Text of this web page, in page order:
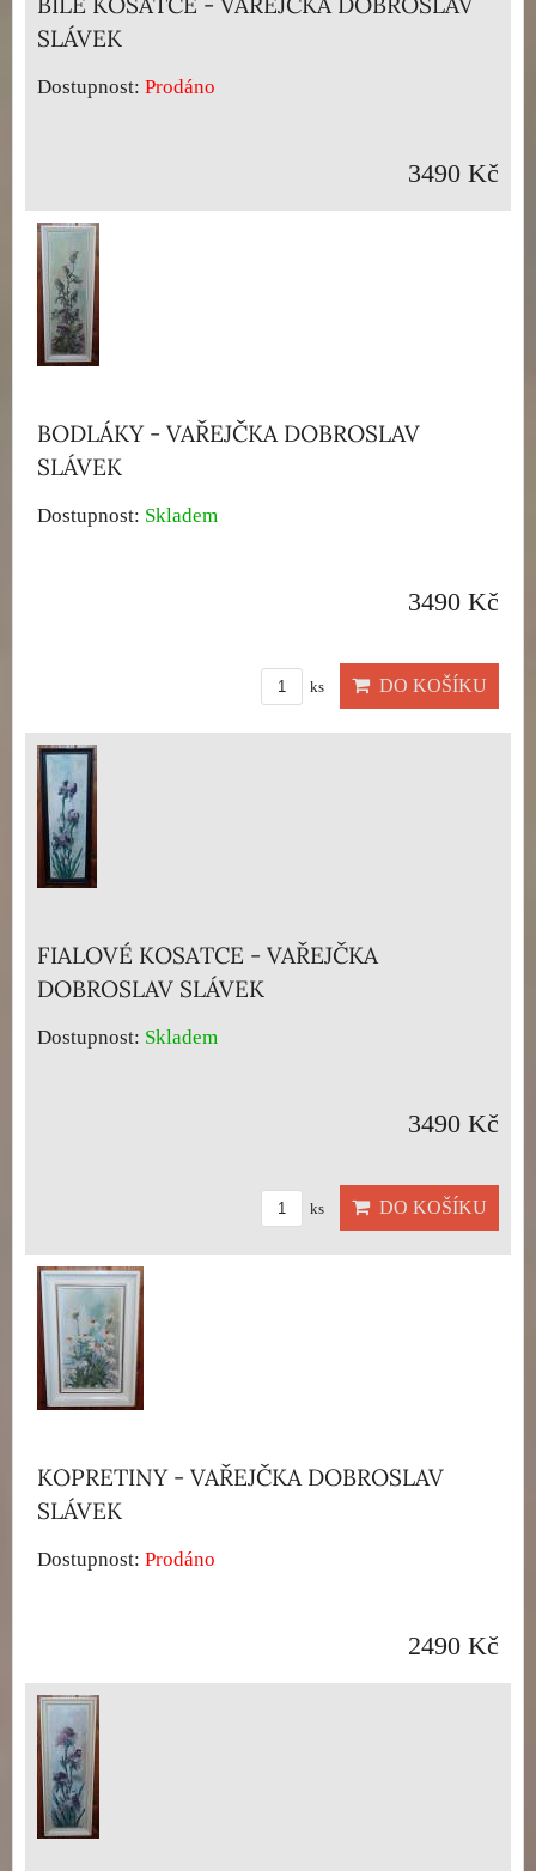
SLÁVEK
Dostupnost: Prodáno
3490 Kč
BODLÁKY - VAŘEJČKA DOBROSLAV
SLÁVEK
Dostupnost: Skladem
3490 Kč
ks DO KOŠÍKU
FIALOVÉ KOSATCE - VAŘEJČKA
DOBROSLAV SLÁVEK
Dostupnost: Skladem
3490 Kč
ks DO KOŠÍKU
KOPRETINY - VAŘEJČKA DOBROSLAV
SLÁVEK
Dostupnost: Prodáno
2490 Kč